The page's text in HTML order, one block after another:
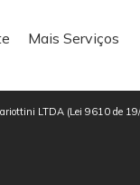
Mais Serviços
LTDA (Lei 9610 de